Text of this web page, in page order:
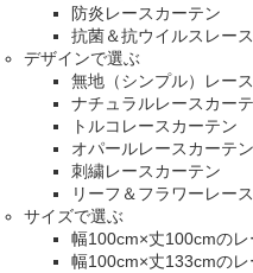
防炎レースカーテン
抗菌＆抗ウイルスレー
デザインで選ぶ
無地（シンプル）レー
ナチュラルレースカー
トルコレースカーテン
オパールレースカーテン
刺繍レースカーテン
リーフ＆フラワーレー
サイズで選ぶ
幅100cm×丈100cmのレ
幅100cm×丈133cmのレ